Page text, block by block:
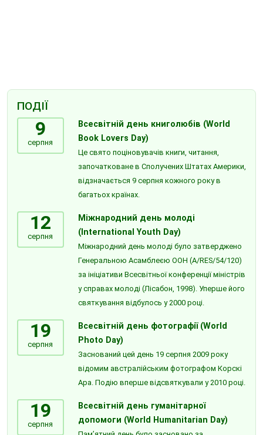
ПОДІЇ
9
серпня
Всесвітній день книголюбів (World
Book Lovers Day)
Це свято поціновувачів книги, читання,
започатковане в Сполучених Штатах Америки,
відзначається 9 серпня кожного року в
багатьох країнах.
12
серпня
Міжнародний день молоді
(International Youth Day)
Міжнародний день молоді було затверджено
Генеральною Асамблеєю ООН (A/RES/54/120)
за ініціативи Всесвітньої конференції міністрів
у справах молоді (Лісабон, 1998). Уперше його
святкування відбулось у 2000 році.
19
серпня
Всесвітній день фотографії (World
Photo Day)
Заснований цей день 19 серпня 2009 року
відомим австралійським фотографом Корскі
Ара. Подію вперше відсвяткували у 2010 році.
19
серпня
Всесвітній день гуманітарної
допомоги (World Humanitarian Day)